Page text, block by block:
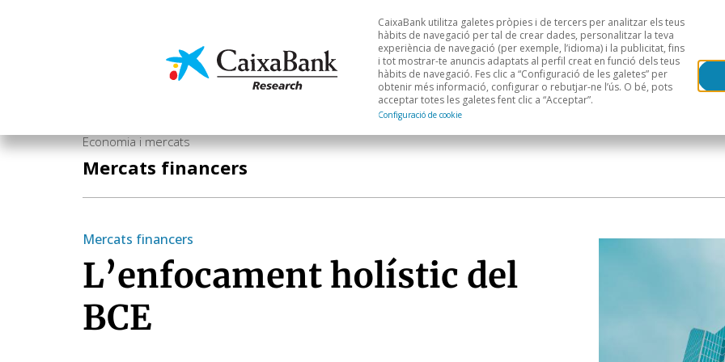
Economia i mercats Anàlisi sectorial Àrees geogràfiques
CaixaBank utilitza galetes pròpies i de tercers per analitzar els teus
hàbits de navegació per tal de crear dades, personalitzar la teva
experiència de navegació (per exemple, l’idioma) i la publicitat, fins
i tot mostrar-te anuncis adaptats al perfil creat en funció dels teus
hàbits de navegació. Fes clic a “Configuració de les galetes” per
obtenir més informació, configurar o rebutjar-ne l’ús. O bé, pots
acceptar totes les galetes fent clic a “Acceptar”.
Configuració de cookie
Economia i mercats
Mercats financers
Mercats financers
L’enfocament holístic del
BCE